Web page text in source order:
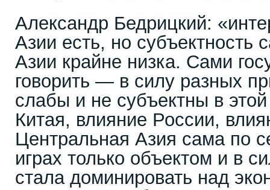
Александр Бедрицкий:
Азии есть, но субъектность
Азии крайне низка. Сами
говорить — в силу разных
слабы и не субъектны в
Китая, влияние России,
Центральная Азия сама по
играх только объектом и в
стала доминировать над